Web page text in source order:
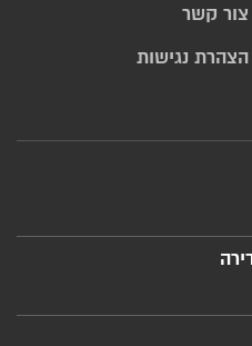
צור קשר
הצהרת נגישות